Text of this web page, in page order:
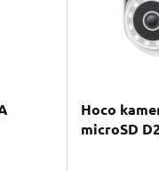
Hoco
microSD